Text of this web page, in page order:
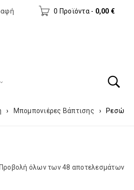
0 Προϊόντα - 0,00 €
› Μπομπονιέρες Βάπτισης › Ρεσώ
Προβολή όλων των 48 αποτελεσμάτων